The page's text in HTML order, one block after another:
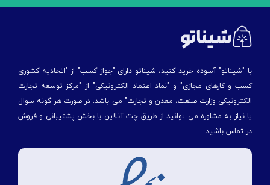
با "شیناتو" آسوده خرید کنید، شیناتو دارای "جواز کسب" از "اتحادیه کشوری
کسب و کارهای مجازی" و "نماد اعتماد الکترونیکی" از "مركز توسعه تجارت
الكترونیكی وزارت صنعت، معدن و تجارت" می باشد. در صورت هر گونه سوال
یا نیاز به مشاوره می توانید از طریق چت آنلاین با بخش پشتیبانی و فروش
در تماس باشید.